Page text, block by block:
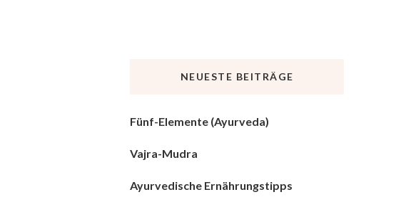
NEUESTE BEITRÄGE
Fünf-Elemente (Ayurveda)
Vajra-Mudra
Ayurvedische Ernährungstipps